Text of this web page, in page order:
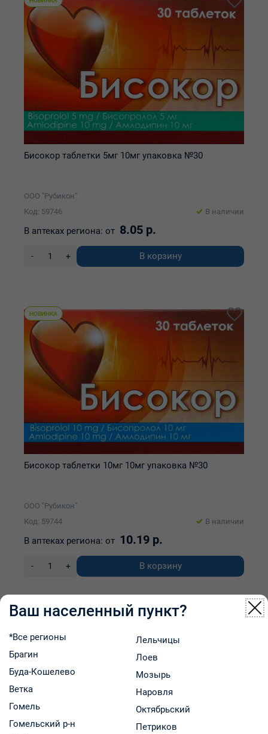
Бисокор таблетки 5мг 10мг упаковка №30
ООО "Рубикон"
Код: 59746
В наличии
В аптеках региона: от 8.05 р.
- + В корзину
НОВИНКА
Бисокор таблетки 10мг 10мг упаковка №30
ООО "Рубикон"
Код: 59744
В наличии
В аптеках региона: от 10.19 р.
- + В корзину
Ваш населенный пункт?
*Все регионы
Брагин
Буда-Кошелево
Ветка
Гомель
Гомельский р-н
Лельчицы
Лоев
Мозырь
Наровля
Октябрьский
Петриков